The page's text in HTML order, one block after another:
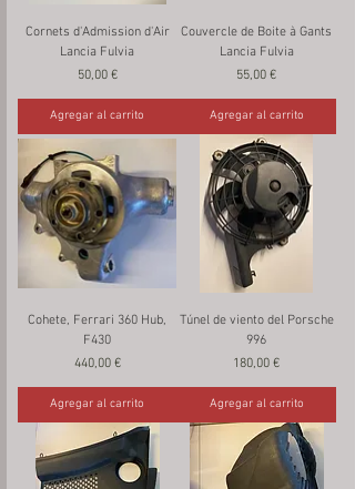
Cornets d'Admission d'Air
Lancia Fulvia
Precio
50,00 €
Agregar al carrito
Couvercle de Boite à Gants
Lancia Fulvia
Precio
55,00 €
Agregar al carrito
Cohete, Ferrari 360 Hub,
F430
Precio
440,00 €
Agregar al carrito
Túnel de viento del Porsche
996
Precio
180,00 €
Agregar al carrito